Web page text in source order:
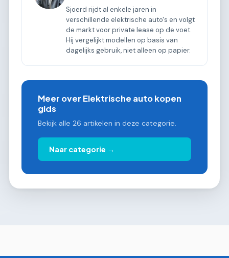
Sjoerd rijdt al enkele jaren in
verschillende elektrische auto's en volgt
de markt voor private lease op de voet.
Hij vergelijkt modellen op basis van
dagelijks gebruik, niet alleen op papier.
Meer over Elektrische auto kopen
gids
Bekijk alle 26 artikelen in deze categorie.
Naar categorie →